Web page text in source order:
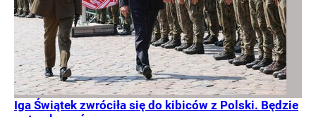
Iga Świątek zwróciła się do kibiców z Polski. Będzie